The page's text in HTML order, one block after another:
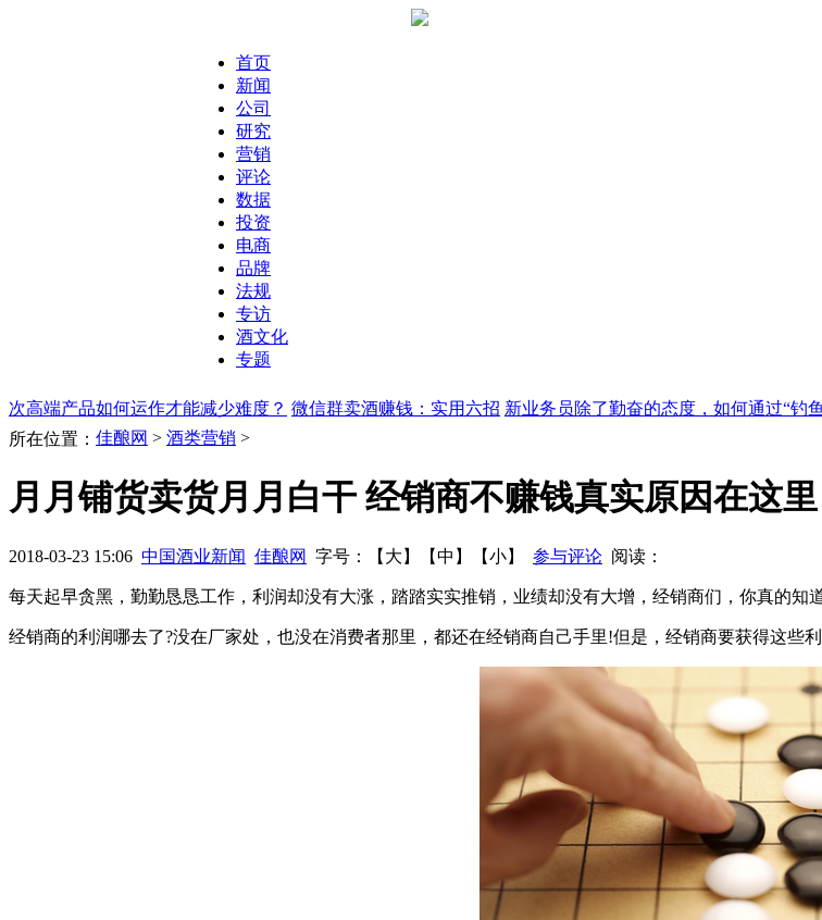
首页
新闻
公司
研究
营销
评论
数据
投资
电商
品牌
法规
专访
酒文化
专题
次高端产品如何运作才能减少难度？ 微信群卖酒赚钱：实用六招 新业务员除了勤奋的态度，如何通过“钓
售？ 大经销商一定不要嫌弃小品牌，小经销商一定要选择适合自己的品牌
销商开发市场绕不开这三步：单品突破，形成产品群，形成产品结 窜货来了怎么办？ 葡萄酒销售老江湖的
房难 独家解析白酒众筹成功的几个操作步骤
所在位置： 佳酿网 > 酒类营销 >
月月铺货卖货月月白干 经销商不赚钱真实原因在这里
2018-03-23 15:06 中国酒业新闻 佳酿网 字号：【 大 】【中 】【小】 参与评论 阅读：
每天起早贪黑，勤勤恳恳工作，利润却没有大涨，踏踏实实推销，业绩却没有大增，经销商们，你真的知
经销商的利润哪去了?没在厂家处，也没在消费者那里，都还在经销商自己手里!但是，经销商要获得这些